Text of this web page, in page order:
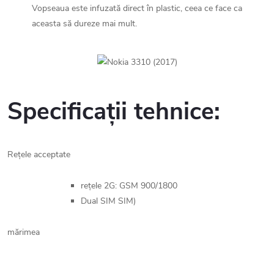
Vopseaua este infuzată direct în plastic, ceea ce face ca
aceasta să dureze mai mult.
Specificații tehnice:
Rețele acceptate
rețele 2G: GSM 900/1800
Dual SIM SIM)
mărimea